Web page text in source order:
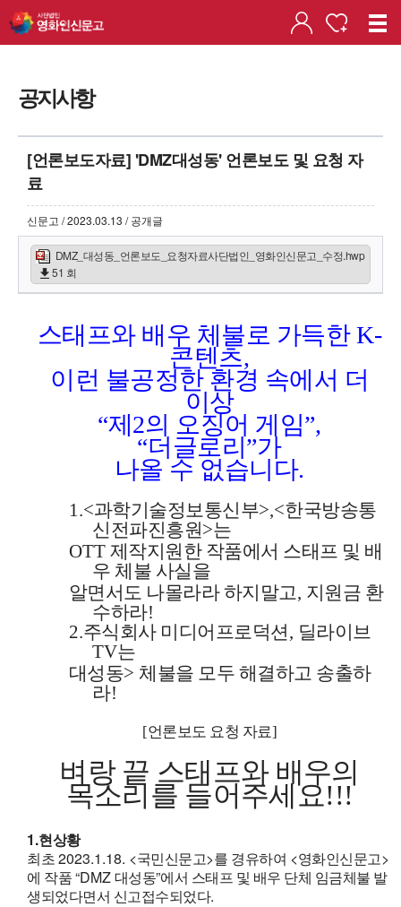
공지사항
[언론보도자료] 'DMZ대성동' 언론보도 및 요청 자
료
신문고 / 2023.03.13 / 공개글
DMZ_대성동_언론보도_요청자료사단법인_영화인신문고_수정.hwp
51 회
스태프와 배우 체불로 가득한K-
콘텐츠,
이런 불공정한 환경 속에서 더
이상
“제 2의 오징어 게임”,
“더글로리 ”가
나올 수 없습니다.
1.<과학기술정보통신부>,<한국방송통
신전파진흥원>는
OTT 제작지원한 작품에서 스태프 및 배
우 체불 사실을
알면서도 나몰라라 하지말고, 지원금 환
수하라!
2.주식회사 미디어프로덕션, 딜라이브
TV는
대성동>체불을 모두 해결하고 송출하
라!
[언론보도 요청 자료]
벼랑 끝 스태프와 배우의
목소리를 들어주세요!!!
1.현상황
최초 2023.1.18. <국민신문고>를 경유하여 <영화인신문고>
에 작품 “DMZ 대성동”에서 스태프 및 배우 단체 임금체불 발
생되었다면서 신고접수되었다.